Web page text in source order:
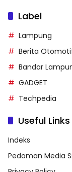
Label
Lampung
Berita
Bandar
GADGET
Techpedia
Useful Links
Indeks
Pedoman Media